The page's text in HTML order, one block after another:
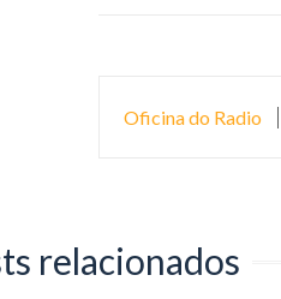
Oficina do Radio
relacionados